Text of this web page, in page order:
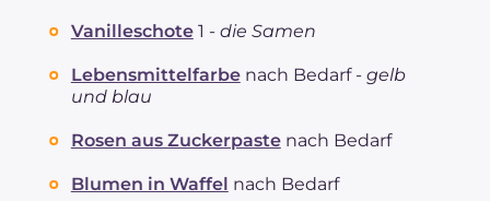
Vanilleschote 1 - die Samen
Lebensmittelfarbe nach Bedarf - gelb
und blau
Rosen aus Zuckerpaste nach Bedarf
Blumen in Waffel nach Bedarf